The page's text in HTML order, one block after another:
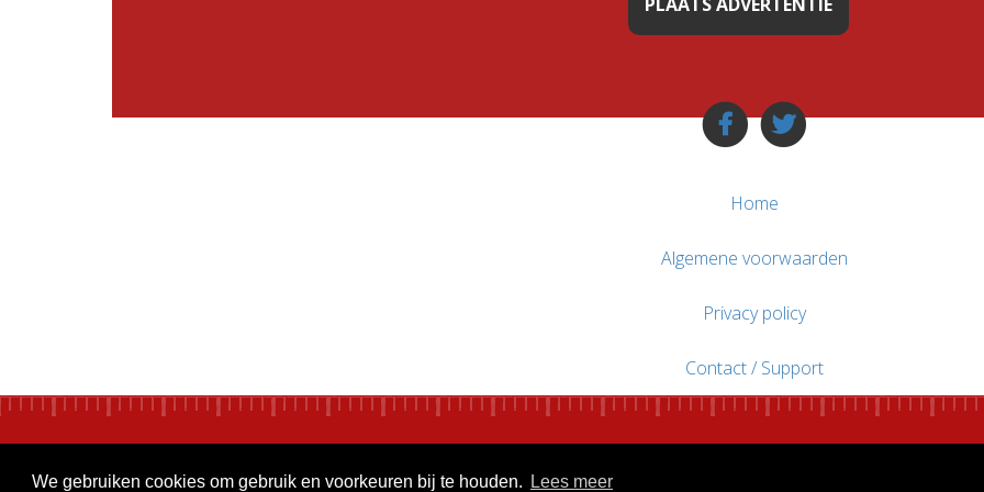
We gebruiken cookies om gebruik en voorkeuren bij te houden. Lees meer
Home
Algemene voorwaarden
Privacy policy
Contact / Support